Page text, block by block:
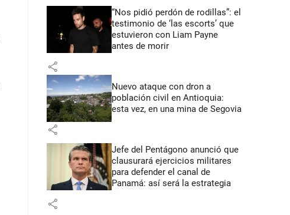
“Nos pidió perdón de rodillas”: el
testimonio de ‘las escorts’ que
estuvieron con Liam Payne
antes de morir
share
Nuevo ataque con dron a
población civil en Antioquia:
esta vez, en una mina de Segovia
share
Jefe del Pentágono anunció que
clausurará ejercicios militares
para defender el canal de
Panamá: así será la estrategia
share